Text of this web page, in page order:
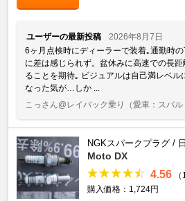
ユーザーの最新投稿
2026年8月7日
6ヶ月点検時にディーラーで装着｡通勤時
に差は感じられず。盆休みに高速での長
ることを期待｡ ビジュアルは自己満レベル
なった気が…しか ...
こっさん@レイバック乗り
（愛車：スバル
NGKスパークプラグ /
Moto DX
4.56
購入価格：1,724円